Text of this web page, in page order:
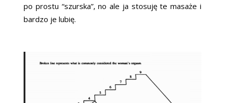
po prostu “szurska”, no ale ja stosuję te masaże i
bardzo je lubię.